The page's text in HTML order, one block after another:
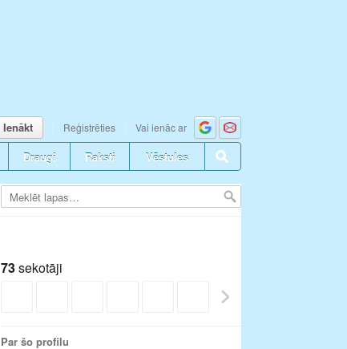
Ienākt Reģistrēties Vai ienāc ar
Draugi Raksti Vēstules
73sekotāji
Par šo profilu